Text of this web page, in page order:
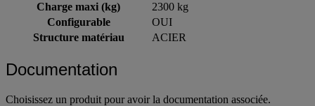
Charge maxi (kg)
2300 kg
Configurable
OUI
Structure matériau
ACIER
Documentation
Choisissez un produit pour avoir la documentation associée.